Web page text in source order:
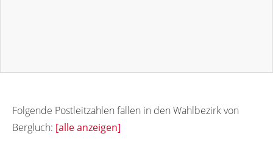
Folgende Postleitzahlen fallen in den Wahlbezirk von
Bergluch: [alle anzeigen]